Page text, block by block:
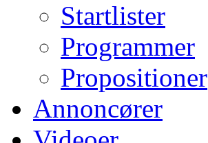
Startlister
Programmer
Propositioner
Annoncører